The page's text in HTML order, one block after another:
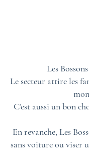
Les
Le secteur attire les
C’est aussi un bon
En revanche, Les
sans voiture ou viser